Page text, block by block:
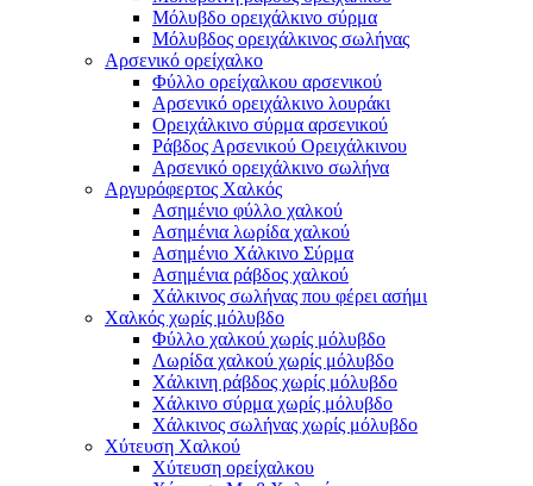
Μόλυβδο ορειχάλκινο σύρμα
Μόλυβδος ορειχάλκινος σωλήνας
Αρσενικό ορείχαλκο
Φύλλο ορείχαλκου αρσενικού
Αρσενικό ορειχάλκινο λουράκι
Ορειχάλκινο σύρμα αρσενικού
Ράβδος Αρσενικού Ορειχάλκινου
Αρσενικό ορειχάλκινο σωλήνα
Αργυρόφερτος Χαλκός
Ασημένιο φύλλο χαλκού
Ασημένια λωρίδα χαλκού
Ασημένιο Χάλκινο Σύρμα
Ασημένια ράβδος χαλκού
Χάλκινος σωλήνας που φέρει ασήμι
Χαλκός χωρίς μόλυβδο
Φύλλο χαλκού χωρίς μόλυβδο
Λωρίδα χαλκού χωρίς μόλυβδο
Χάλκινη ράβδος χωρίς μόλυβδο
Χάλκινο σύρμα χωρίς μόλυβδο
Χάλκινος σωλήνας χωρίς μόλυβδο
Χύτευση Χαλκού
Χύτευση ορείχαλκου